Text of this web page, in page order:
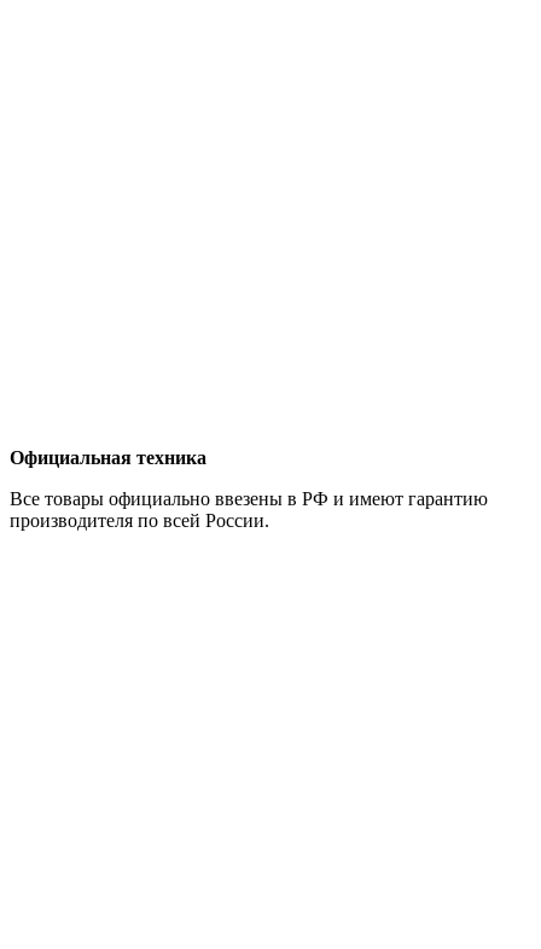
Официальная техника
Все товары официально ввезены в РФ и имеют гарантию
производителя по всей России.